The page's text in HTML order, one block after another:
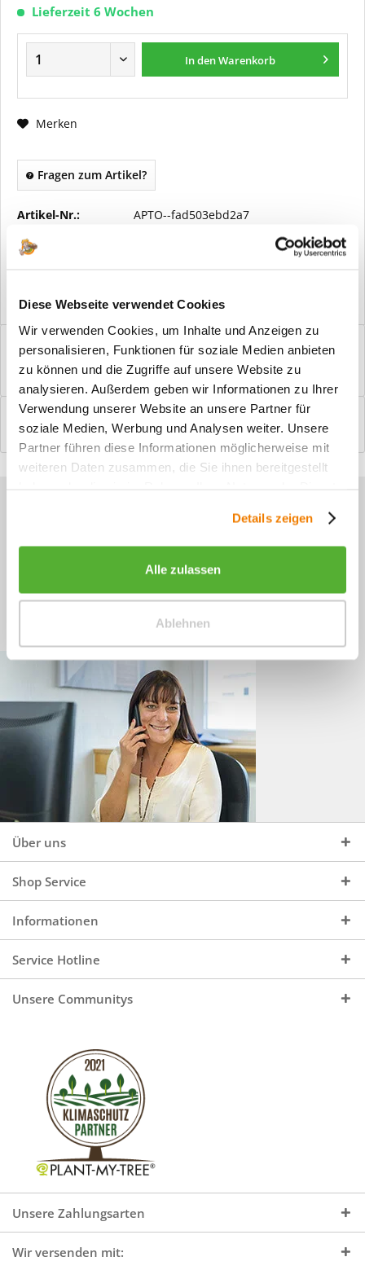
Diese Webseite verwendet Cookies
Wir verwenden Cookies, um Inhalte und Anzeigen zu
personalisieren, Funktionen für soziale Medien anbieten
zu können und die Zugriffe auf unsere Website zu
analysieren. Außerdem geben wir Informationen zu Ihrer
Verwendung unserer Website an unsere Partner für
soziale Medien, Werbung und Analysen weiter. Unsere
Partner führen diese Informationen möglicherweise mit
weiteren Daten zusammen, die Sie ihnen bereitgestellt
Details zeigen
Alle zulassen
Ablehnen
Lieferzeit 6 Wochen
In denWarenkorb
Merken
Fragen zum Artikel?
Artikel-Nr.: APTO--fad503ebd2a7
Vorteile
Windfangelemente online am Bildschirm konfigurieren und
einbaufertig bestellen. In wenigen...
Bewertungen
0
Bewertungen lesen, schreiben und diskutieren...mehr
Sie haben Fragen zu unseren
+49 (0)4244 965 34 04
Mo - Do, 09:00 - 16:00 Uhr
und Fr, 09:00 - 13:00 Uhr
Über uns
Shop Service
Informationen
Service Hotline
Unsere Communitys
Unsere Zahlungsarten
Wir versenden mit: